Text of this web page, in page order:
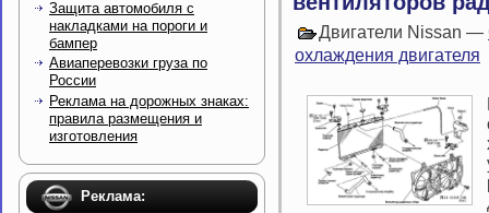
Защита автомобиля с
накладками на пороги и
бампер
Авиаперевозки груза по
России
Реклама на дорожных знаках:
правила размещения и
изготовления
Реклама:
Двигатели Nissan —
охлаждения двигателя